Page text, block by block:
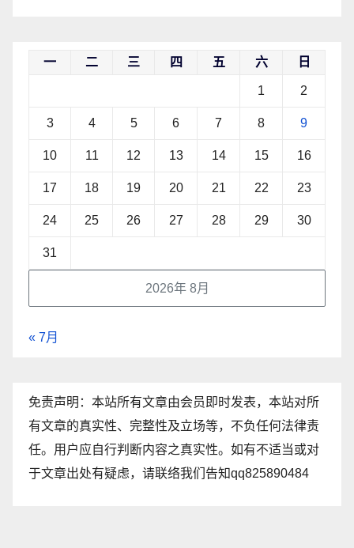
2026年 8月
一 二 三 四 五 六 日
1 2
3 4 5 6 7 8 9
10 11 12 13 14 15 16
17 18 19 20 21 22 23
24 25 26 27 28 29 30
31
« 7月
免责声明：本站所有文章由会员即时发表，本站对所
有文章的真实性、完整性及立场等，不负任何法律责
任。用户应自行判断内容之真实性。如有不适当或对
于文章出处有疑虑，请联络我们告知qq825890484